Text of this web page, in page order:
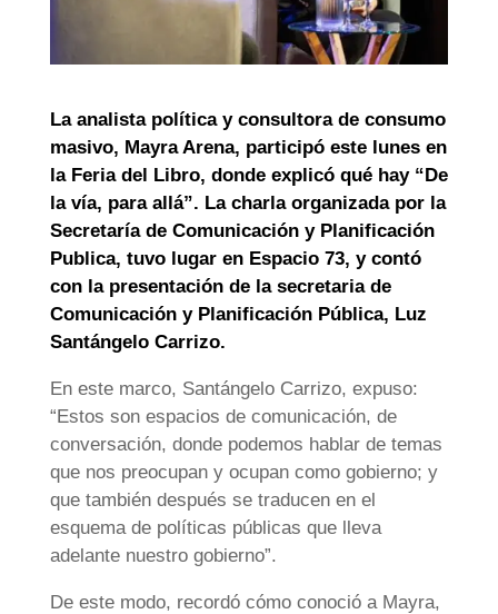
La analista política y consultora de consumo
masivo, Mayra Arena, participó este lunes en
la Feria del Libro, donde explicó qué hay “De
la vía, para allá”. La charla organizada por la
Secretaría de Comunicación y Planificación
Publica, tuvo lugar en Espacio 73, y contó
con la presentación de la secretaria de
Comunicación y Planificación Pública, Luz
Santángelo Carrizo.
En este marco, Santángelo Carrizo, expuso:
“Estos son espacios de comunicación, de
conversación, donde podemos hablar de temas
que nos preocupan y ocupan como gobierno; y
que también después se traducen en el
esquema de políticas públicas que lleva
adelante nuestro gobierno”.
De este modo, recordó cómo conoció a Mayra,